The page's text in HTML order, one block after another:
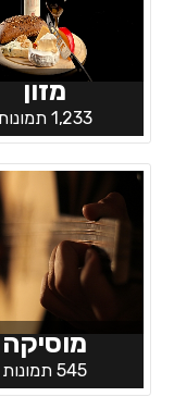
מזון
1,233 תמונות
מוסיקה
545 תמונות